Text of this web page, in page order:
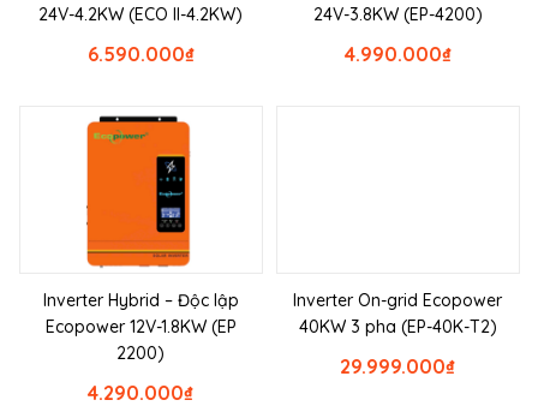
24V-4.2KW (ECO II-4.2KW)
₫
6.590.000
24V-3.8KW (EP-4200)
₫
4.990.000
Inverter Hybrid – Độc lập
Ecopower 12V-1.8KW (EP
2200)
₫
4.290.000
Inverter On-grid Ecopower
40KW 3 pha (EP-40K-T2)
₫
29.999.000